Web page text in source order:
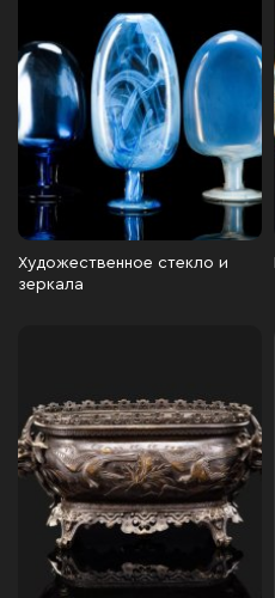
Художественное стекло и
зеркала